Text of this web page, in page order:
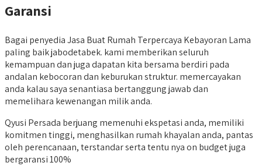
Garansi
Bagai penyedia Jasa Buat Rumah Terpercaya Kebayoran Lama
paling baik jabodetabek. kami memberikan seluruh
kemampuan dan juga dapatan kita bersama berdiri pada
andalan kebocoran dan keburukan struktur. memercayakan
anda kalau saya senantiasa bertanggung jawab dan
memelihara kewenangan milik anda.
Qyusi Persada berjuang memenuhi ekspetasi anda, memiliki
komitmen tinggi, menghasilkan rumah khayalan anda, pantas
oleh perencanaan, terstandar serta tentu nya on budget juga
bergaransi 100%